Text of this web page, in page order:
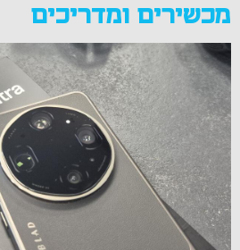
מכשירים ומדריכים